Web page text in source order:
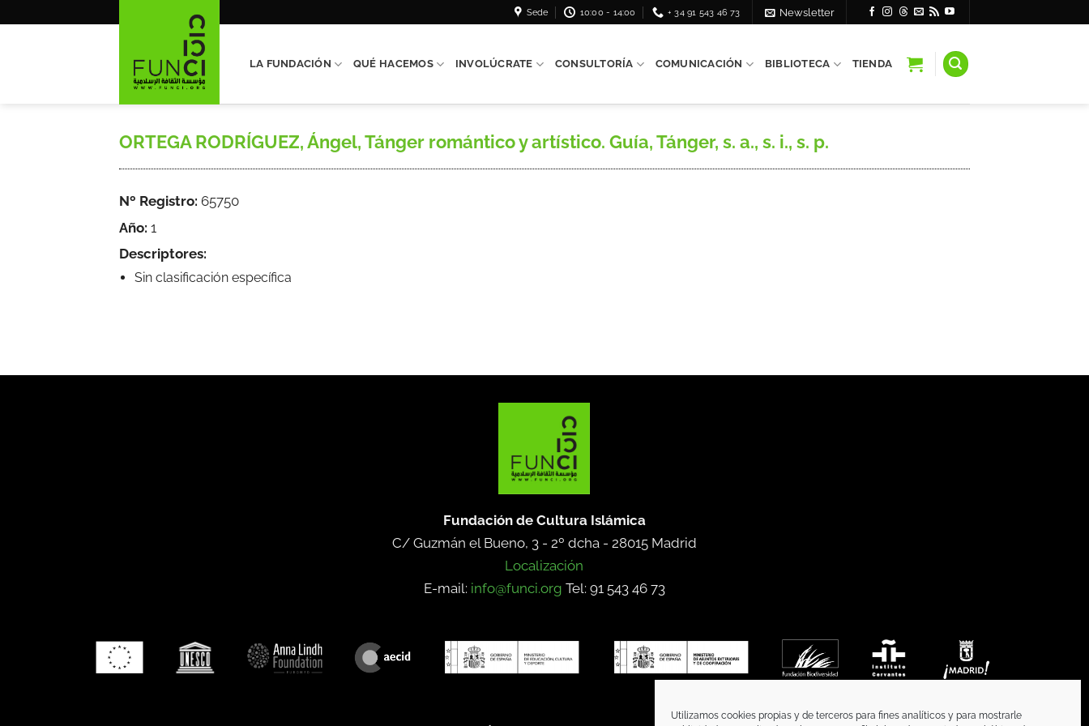
Utilizamos cookies propias y de terceros para fines analíticos y para mostrarle
Sede 10:00 - 14:00 + 34 91 543 46 73 Newsletter
LA FUNDACIÓN QUÉ HACEMOS INVOLÚCRATE CONSULTORÍA COMUNICACIÓN BIBLIOTECA TIENDA
ORTEGA RODRÍGUEZ, Ángel, Tánger romántico y artístico. Guía, Tánger, s. a., s. i., s. p.
Nº Registro: 65750
Año: 1
Descriptores:
Sin clasificación específica
Fundación de Cultura Islámica
C/ Guzmán el Bueno, 3 - 2º dcha - 28015 Madrid
Localización
E-mail: info@funci.org Tel: 91 543 46 73